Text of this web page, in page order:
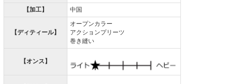
【加工】
中国
【ディティール】
オープンカラー
アクションプリーツ
巻き縫い
【オンス】